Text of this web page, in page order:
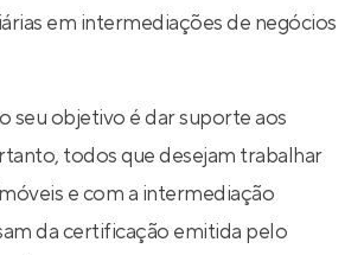
em intermediações de negócios
seu objetivo é dar suporte aos
todos que desejam trabalhar
e com a intermediação
da certificação emitida pelo